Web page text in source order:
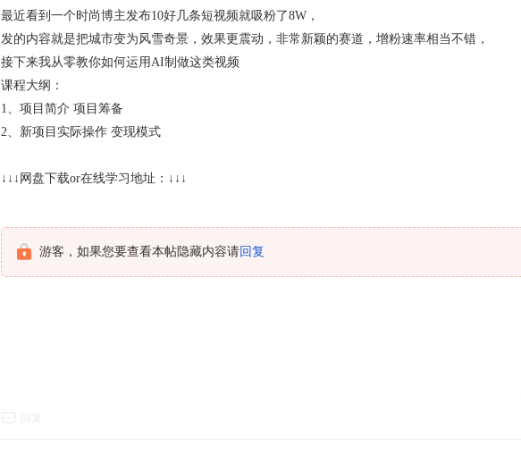
最近看到一个时尚博主发布10好几条短视频就吸粉了8W，
发的内容就是把城市变为风雪奇景，效果更震动，非常新颖的赛道，增粉速率相当不错，
接下来我从零教你如何运用AI制做这类视频
课程大纲：
1、项目简介 项目筹备
2、新项目实际操作 变现模式
↓↓↓网盘下载or在线学习地址：↓↓↓
游客，如果您要查看本帖隐藏内容请回复